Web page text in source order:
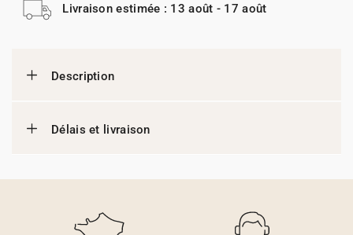
Livraison estimée : 13 août - 17 août
Description
Délais et livraison